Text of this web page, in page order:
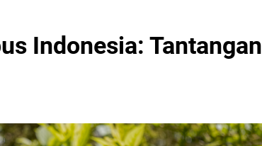
Indonesia: Tantangan